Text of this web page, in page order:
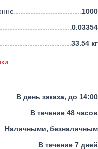
1000
0.03354
33.54 кг
В день заказа, до 14:00
В течение 48 часов
Наличными, безналичным
В течение 7 дней